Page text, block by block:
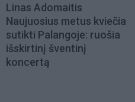
Linas Adomaitis
Naujuosius metus kviečia
sutikti Palangoje: ruošia
išskirtinį šventinį
koncertą